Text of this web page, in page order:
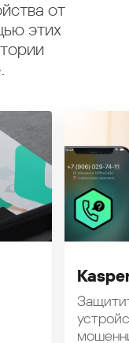
от
этих